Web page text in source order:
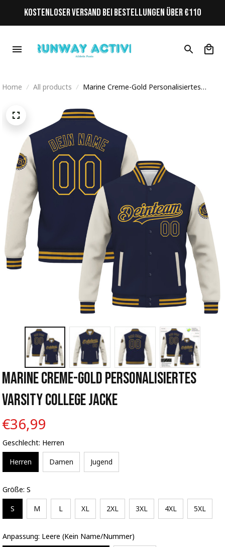
KOSTENLOSER VERSAND BEI BESTELLUNGEN ÜBER €110
Home All products
Marine Creme-Gold Personalisiertes
Marine Creme-Gold Personalisiertes
Varsity College Jacke
€36,99
Geschlecht: Herren
Herren Damen Jugend
Größe: S
S M L XL 2XL 3XL 4XL 5XL
Anpassung: Leere (Kein Name/Nummer)